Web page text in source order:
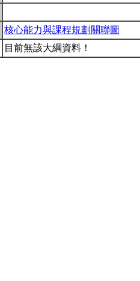
核心能力與課程規劃關聯圖
目前無該大綱資料！